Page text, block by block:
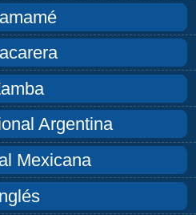
Argentina
Mexicana